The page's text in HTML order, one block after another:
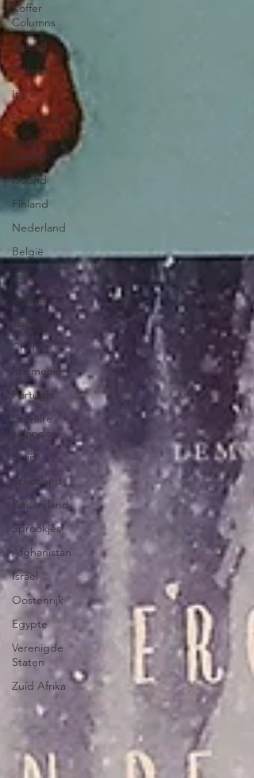
Koffer
Columns
Ierland
Estland
Italië
Engeland
Over
boeken
IJsland
Finland
Nederland
België
Japan
Duitsland
Tsjechië
China
Roemenië
Portugal
Literaire
kalender
Syrië
Schotland
Zwitserland
Sprookjes
Afghanistan
Israël
Oostenrijk
Egypte
Verenigde
Staten
Zuid Afrika